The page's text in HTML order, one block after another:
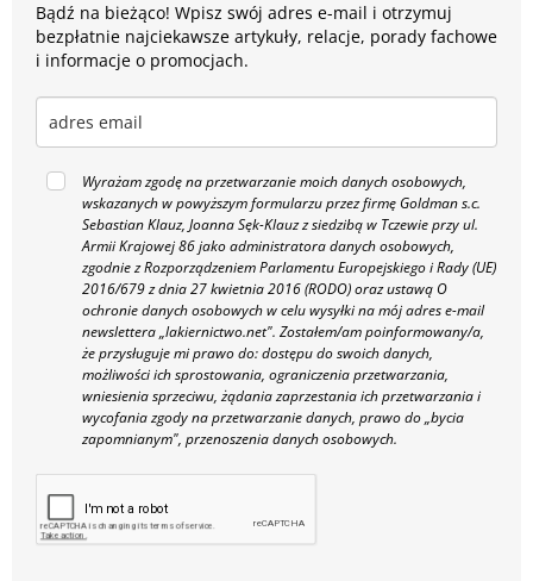
Bądź na bieżąco! Wpisz swój adres e-mail i otrzymuj
bezpłatnie najciekawsze artykuły, relacje, porady fachowe
i informacje o promocjach.
Wyrażam zgodę na przetwarzanie moich danych osobowych,
wskazanych w powyższym formularzu przez firmę Goldman s.c.
Sebastian Klauz, Joanna Sęk-Klauz z siedzibą w Tczewie przy ul.
Armii Krajowej 86 jako administratora danych osobowych,
zgodnie z Rozporządzeniem Parlamentu Europejskiego i Rady (UE)
2016/679 z dnia 27 kwietnia 2016 (RODO) oraz ustawą O
ochronie danych osobowych w celu wysyłki na mój adres e-mail
newslettera „lakiernictwo.net". Zostałem/am poinformowany/a,
że przysługuje mi prawo do: dostępu do swoich danych,
możliwości ich sprostowania, ograniczenia przetwarzania,
wniesienia sprzeciwu, żądania zaprzestania ich przetwarzania i
wycofania zgody na przetwarzanie danych, prawo do „bycia
zapomnianym", przenoszenia danych osobowych.